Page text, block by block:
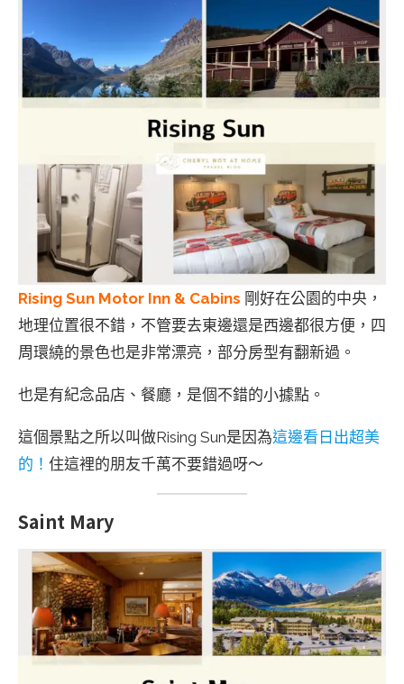
Rising Sun Motor Inn & Cabins 剛好在公園的中央，
地理位置很不錯，不管要去東邊還是西邊都很方便，四
周環繞的景色也是非常漂亮，部分房型有翻新過。
也是有紀念品店、餐廳，是個不錯的小據點。
這個景點之所以叫做Rising Sun是因為這邊看日出超美
的！ 住這裡的朋友千萬不要錯過呀～
Saint Mary